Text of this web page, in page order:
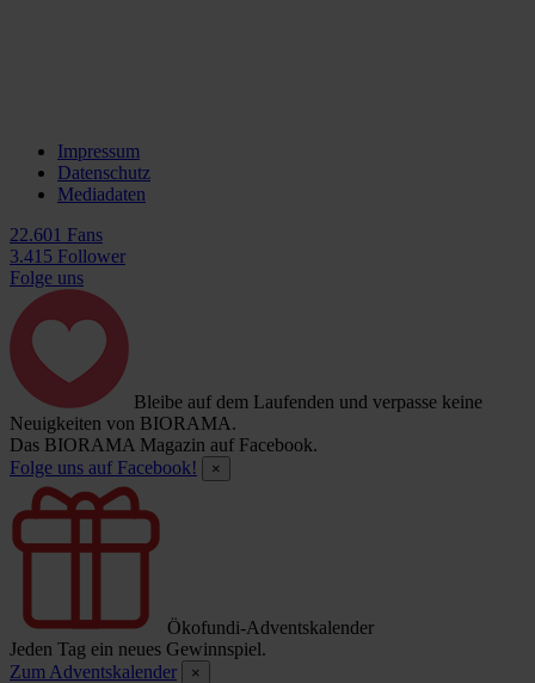
Impressum
Datenschutz
Mediadaten
22.601 Fans
3.415 Follower
Folge uns
Bleibe auf dem Laufenden und verpasse keine
Neuigkeiten von BIORAMA.
Das BIORAMA Magazin auf Facebook.
Folge uns auf Facebook!
×
Ökofundi-Adventskalender
Jeden Tag ein neues Gewinnspiel.
Zum Adventskalender
×